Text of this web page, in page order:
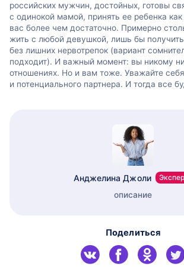
российских мужчин, достойных, готовы
с одинокой мамой, принять ее ребенка
вас более чем достаточно. Примерно
жить с любой девушкой, лишь бы получить
без лишних нервотрепок (вариант
подходит). И важный момент: вы никому
отношениях. Но и вам тоже. Уважайте
и потенциального партнера. И тогда все
Анджелина Джоли
описание
Поделиться